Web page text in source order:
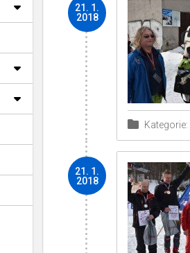
21. 1.
2018
Kategorie:
21. 1.
2018